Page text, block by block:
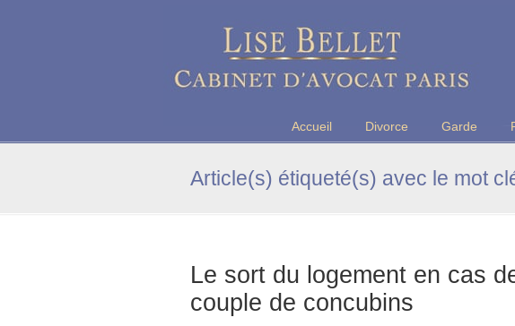
Maître Lise BELLET, Avocate au Barreau de Paris
Accueil Divorce Garde
Article(s) étiqueté(s) avec le mot
Le sort du logement en cas
couple de concubins